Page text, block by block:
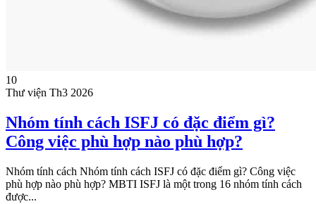
10
Thư viện Th3 2026
Nhóm tính cách ISFJ có đặc điểm gì?
Công việc phù hợp nào phù hợp?
Nhóm tính cách Nhóm tính cách ISFJ có đặc điểm gì? Công việc
phù hợp nào phù hợp? MBTI ISFJ là một trong 16 nhóm tính cách
được...